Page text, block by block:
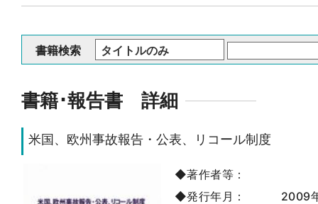
書籍検索
書籍･報告書 詳細
米国、欧州事故報告・公表、リコール制度
◆著作者等：
◆発行年月：
2009